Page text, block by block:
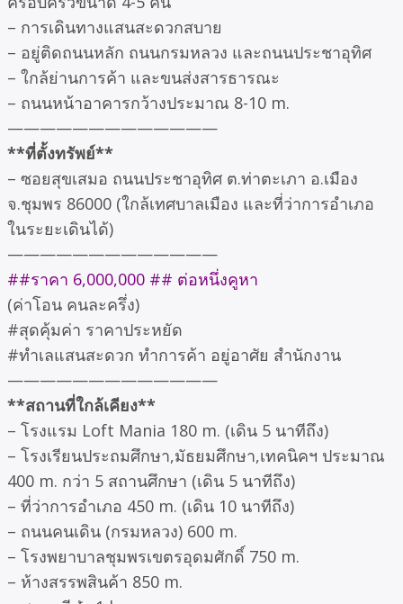
– การเดินทางแสนสะดวกสบาย
– อยู่ติดถนนหลัก ถนนกรมหลวง และถนนประชาอุทิศ
– ใกล้ย่านการค้า และขนส่งสารธารณะ
– ถนนหน้าอาคารกว้างประมาณ 8-10 m.
—————————————
**ที่ตั้งทรัพย์**
– ซอยสุขเสมอ ถนนประชาอุทิศ ต.ท่าตะเภา อ.เมือง
จ.ชุมพร 86000 (ใกล้เทศบาลเมือง และที่ว่าการอำเภอ
ในระยะเดินได้)
—————————————
##ราคา 6,000,000 ## ต่อหนึ่งคูหา
(ค่าโอน คนละครึ่ง)
#สุดคุ้มค่า ราคาประหยัด
#ทำเลแสนสะดวก ทำการค้า อยู่อาศัย สำนักงาน
—————————————
**สถานที่ใกล้เคียง**
– โรงแรม Loft Mania 180 m. (เดิน 5 นาทีถึง)
– โรงเรียนประถมศึกษา,มัธยมศึกษา,เทคนิคฯ ประมาณ
400 m. กว่า 5 สถานศึกษา (เดิน 5 นาทีถึง)
– ที่ว่าการอำเภอ 450 m. (เดิน 10 นาทีถึง)
– ถนนคนเดิน (กรมหลวง) 600 m.
– โรงพยาบาลชุมพรเขตรอุดมศักดิ์ 750 m.
– ห้างสรรพสินค้า 850 m.